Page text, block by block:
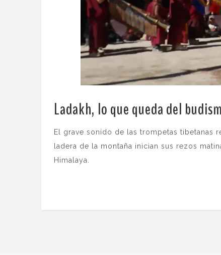
Ladakh, lo que queda del
El grave sonido de las trompetas tibetanas
ladera de la montaña inician sus rezos
Himalaya.